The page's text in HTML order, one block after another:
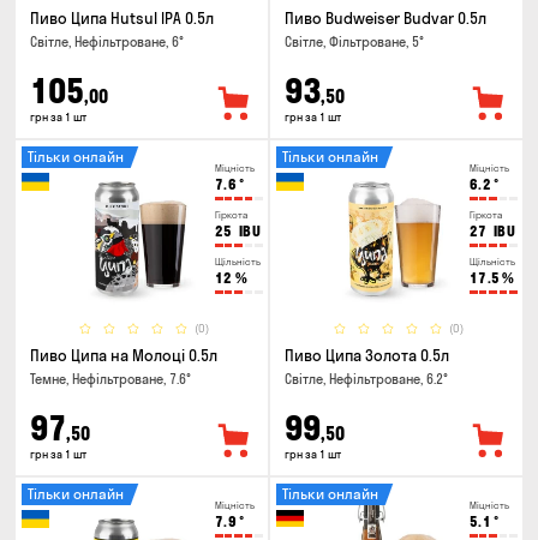
Пиво Ципа Hutsul IPA 0.5л
Світле, Нефільтроване, 6°
105,00
грн за 1 шт
Пиво Budweiser Budvar 0.5л
Світле, Фільтроване, 5°
93,50
грн за 1 шт
Міцність
7.6 °
Гіркота
25 IBU
Щільність
12 %
(0)
Тільки онлайн
Пиво Ципа на Молоці 0.5л
Темне, Нефільтроване, 7.6°
97,50
грн за 1 шт
Міцність
6.2 °
Гіркота
27 IBU
Щільність
17.5 %
(0)
Тільки онлайн
Пиво Ципа Золота 0.5л
Світле, Нефільтроване, 6.2°
99,50
грн за 1 шт
Міцність
7.9 °
Тільки онлайн
Міцність
5.1 °
Тільки онлайн